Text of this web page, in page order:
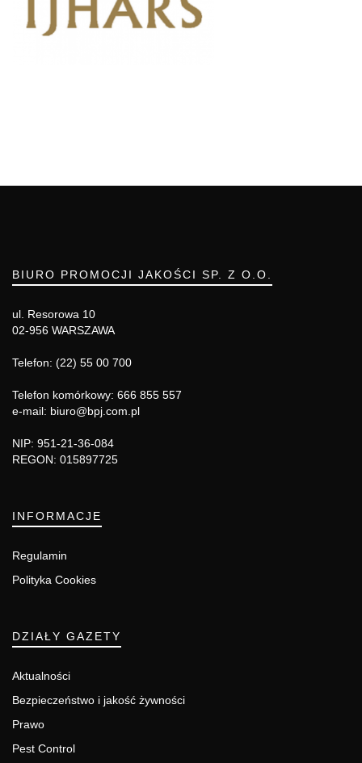
BIURO PROMOCJI JAKOŚCI SP. Z O.O.
ul. Resorowa 10
02-956 WARSZAWA
Telefon: (22) 55 00 700
Telefon komórkowy: 666 855 557
e-mail: biuro@bpj.com.pl
NIP: 951-21-36-084
REGON: 015897725
INFORMACJE
Regulamin
Polityka Cookies
DZIAŁY GAZETY
Aktualności
Bezpieczeństwo i jakość żywności
Prawo
Pest Control